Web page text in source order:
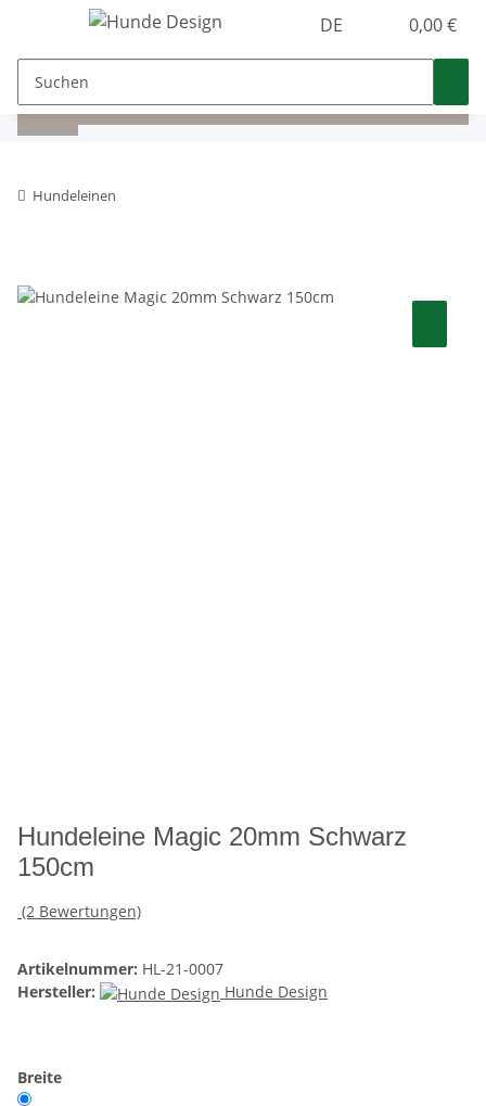
DE 0,00 €
Hundeleinen
Hundeleine Magic 20mm Schwarz
150cm
(2 Bewertungen)
Artikelnummer: HL-21-0007
Hersteller:
Hunde Design
Breite